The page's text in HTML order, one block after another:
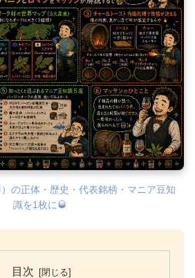
の正体・歴史・代表銘柄・マニア豆知
識を1枚に🥃
目次